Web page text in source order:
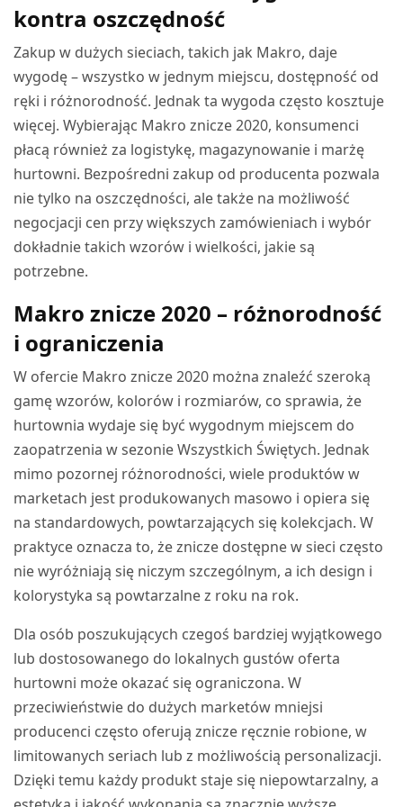
kontra oszczędność
Zakup w dużych sieciach, takich jak Makro, daje
wygodę – wszystko w jednym miejscu, dostępność od
ręki i różnorodność. Jednak ta wygoda często kosztuje
więcej. Wybierając Makro znicze 2020, konsumenci
płacą również za logistykę, magazynowanie i marżę
hurtowni. Bezpośredni zakup od producenta pozwala
nie tylko na oszczędności, ale także na możliwość
negocjacji cen przy większych zamówieniach i wybór
dokładnie takich wzorów i wielkości, jakie są
potrzebne.
Makro znicze 2020 – różnorodność
i ograniczenia
W ofercie Makro znicze 2020 można znaleźć szeroką
gamę wzorów, kolorów i rozmiarów, co sprawia, że
hurtownia wydaje się być wygodnym miejscem do
zaopatrzenia w sezonie Wszystkich Świętych. Jednak
mimo pozornej różnorodności, wiele produktów w
marketach jest produkowanych masowo i opiera się
na standardowych, powtarzających się kolekcjach. W
praktyce oznacza to, że znicze dostępne w sieci często
nie wyróżniają się niczym szczególnym, a ich design i
kolorystyka są powtarzalne z roku na rok.
Dla osób poszukujących czegoś bardziej wyjątkowego
lub dostosowanego do lokalnych gustów oferta
hurtowni może okazać się ograniczona. W
przeciwieństwie do dużych marketów mniejsi
producenci często oferują znicze ręcznie robione, w
limitowanych seriach lub z możliwością personalizacji.
Dzięki temu każdy produkt staje się niepowtarzalny, a